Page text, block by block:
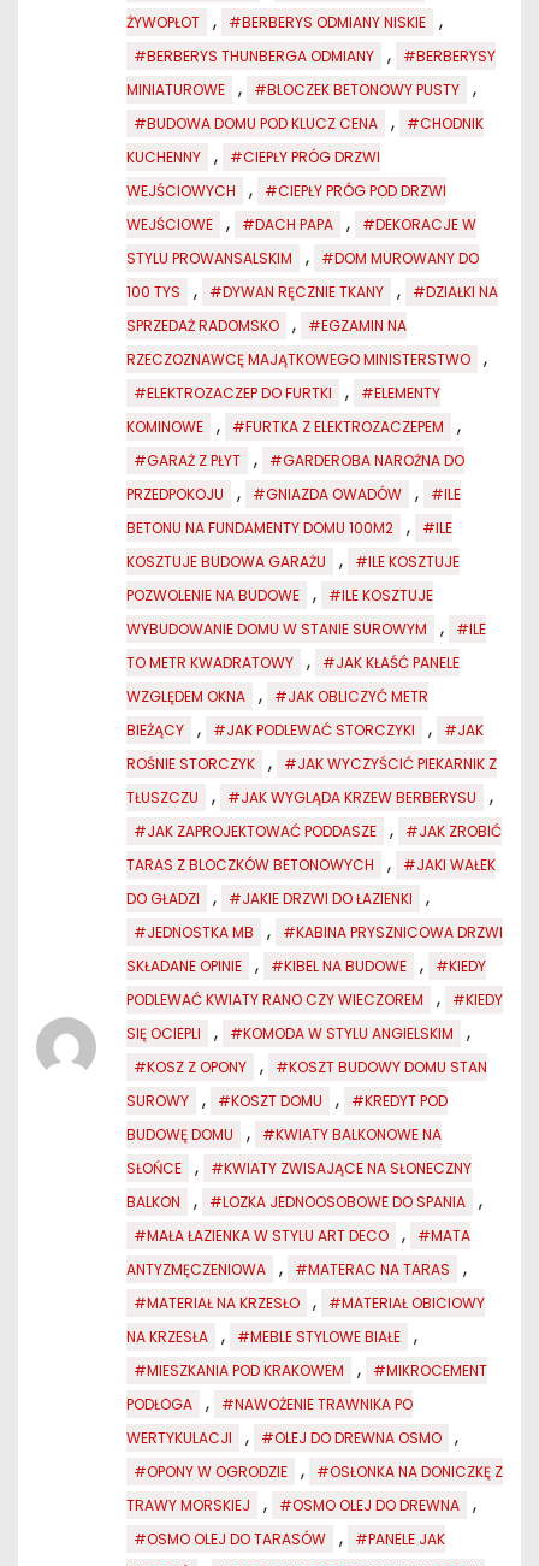
ŻYWOPŁOT
, #BERBERYS ODMIANY NISKIE ,
#BERBERYS THUNBERGA ODMIANY ,
#BERBERYSY
MINIATUROWE
, #BLOCZEK BETONOWY PUSTY ,
#BUDOWA DOMU POD KLUCZ CENA ,
#CHODNIK
KUCHENNY
,
#CIEPŁY PRÓG DRZWI
WEJŚCIOWYCH
,
#CIEPŁY PRÓG POD DRZWI
WEJŚCIOWE
, #DACH PAPA ,
#DEKORACJE W
STYLU PROWANSALSKIM
,
#DOM MUROWANY DO
100 TYS
, #DYWAN RĘCZNIE TKANY ,
#DZIAŁKI NA
SPRZEDAŻ RADOMSKO
,
#EGZAMIN NA
RZECZOZNAWCĘ MAJĄTKOWEGO MINISTERSTWO
,
#ELEKTROZACZEP DO FURTKI ,
#ELEMENTY
KOMINOWE
, #FURTKA Z ELEKTROZACZEPEM ,
#GARAŻ Z PŁYT ,
#GARDEROBA NAROŻNA DO
PRZEDPOKOJU
, #GNIAZDA OWADÓW ,
#ILE
BETONU NA FUNDAMENTY DOMU 100M2
,
#ILE
KOSZTUJE BUDOWA GARAŻU
,
#ILE KOSZTUJE
POZWOLENIE NA BUDOWE
,
#ILE KOSZTUJE
WYBUDOWANIE DOMU W STANIE SUROWYM
,
#ILE
TO METR KWADRATOWY
,
#JAK KŁAŚĆ PANELE
WZGLĘDEM OKNA
,
#JAK OBLICZYĆ METR
BIEŻĄCY
, #JAK PODLEWAĆ STORCZYKI ,
#JAK
ROŚNIE STORCZYK
,
#JAK WYCZYŚCIĆ PIEKARNIK Z
TŁUSZCZU
, #JAK WYGLĄDA KRZEW BERBERYSU ,
#JAK ZAPROJEKTOWAĆ PODDASZE ,
#JAK ZROBIĆ
TARAS Z BLOCZKÓW BETONOWYCH
,
#JAKI WAŁEK
DO GŁADZI
, #JAKIE DRZWI DO ŁAZIENKI ,
#JEDNOSTKA MB ,
#KABINA PRYSZNICOWA DRZWI
SKŁADANE OPINIE
, #KIBEL NA BUDOWE ,
#KIEDY
PODLEWAĆ KWIATY RANO CZY WIECZOREM
,
#KIEDY
SIĘ OCIEPLI
, #KOMODA W STYLU ANGIELSKIM ,
#KOSZ Z OPONY ,
#KOSZT BUDOWY DOMU STAN
SUROWY
, #KOSZT DOMU ,
#KREDYT POD
BUDOWĘ DOMU
,
#KWIATY BALKONOWE NA
SŁOŃCE
,
#KWIATY ZWISAJĄCE NA SŁONECZNY
BALKON
, #LOZKA JEDNOOSOBOWE DO SPANIA ,
#MAŁA ŁAZIENKA W STYLU ART DECO ,
#MATA
ANTYZMĘCZENIOWA
, #MATERAC NA TARAS ,
#MATERIAŁ NA KRZESŁO ,
#MATERIAŁ OBICIOWY
NA KRZESŁA
, #MEBLE STYLOWE BIAŁE ,
#MIESZKANIA POD KRAKOWEM ,
#MIKROCEMENT
PODŁOGA
,
#NAWOŻENIE TRAWNIKA PO
WERTYKULACJI
, #OLEJ DO DREWNA OSMO ,
#OPONY W OGRODZIE ,
#OSŁONKA NA DONICZKĘ Z
TRAWY MORSKIEJ
, #OSMO OLEJ DO DREWNA ,
#OSMO OLEJ DO TARASÓW ,
#PANELE JAK